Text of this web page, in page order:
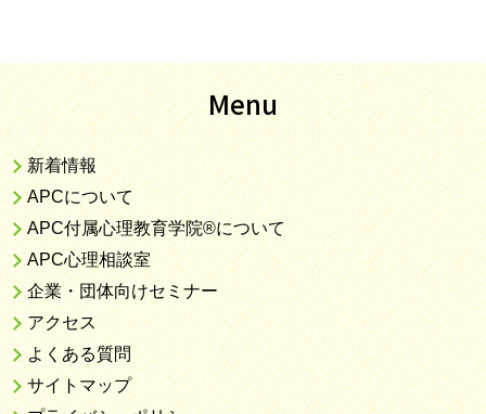
Menu
新着情報
APCについて
APC付属心理教育学院®について
APC心理相談室
企業・団体向けセミナー
アクセス
よくある質問
サイトマップ